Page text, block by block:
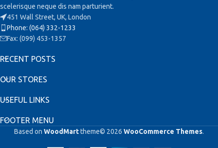
scelerisque neque dis nam parturient.
451 Wall Street, UK, London
Phone: (064) 332-1233
Fax: (099) 453-1357
RECENT POSTS
OUR STORES
USEFUL LINKS
FOOTER MENU
Based on WoodMarttheme© 2026 WooCommerce Themes.